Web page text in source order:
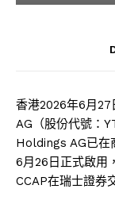
香港2026年6月27
AG（股份代號：
Holdings AG已在
6月26日正式啟用
CCAP在瑞士證券